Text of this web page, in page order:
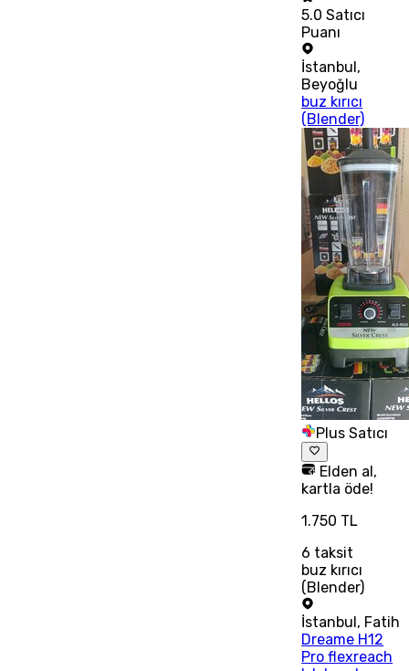
5.0 Satıcı
Puanı
İstanbul,
Beyoğlu
buz kırıcı
(Blender)
Plus Satıcı
Elden al,
kartla öde!
1.750 TL
6 taksit
buz kırıcı
(Blender)
İstanbul, Fatih
Dreame H12
Pro flexreach